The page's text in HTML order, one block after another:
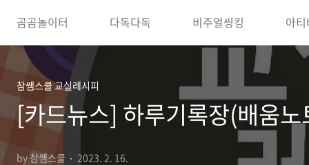
곰곰놀이터 다독다독 비주얼씽킹 아
참쌤스쿨 교실레시피
[카드뉴스] 하루기록장(배움
by 참쌤스쿨 2023. 2. 16.